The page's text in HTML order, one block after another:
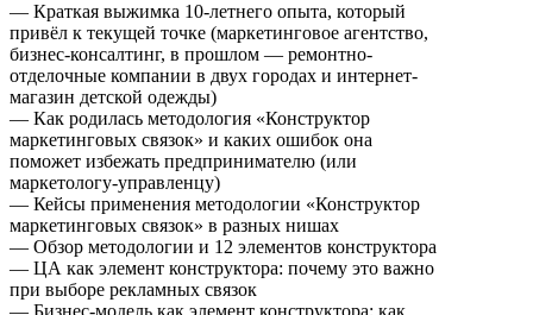
— Краткая выжимка 10-летнего опыта, который
привёл к текущей точке (маркетинговое агентство,
бизнес-консалтинг, в прошлом — ремонтно-
отделочные компании в двух городах и интернет-
магазин детской одежды)
— Как родилась методология «Конструктор
маркетинговых связок» и каких ошибок она
поможет избежать предпринимателю (или
маркетологу-управленцу)
— Кейсы применения методологии «Конструктор
маркетинговых связок» в разных нишах
— Обзор методологии и 12 элементов конструктора
— ЦА как элемент конструктора: почему это важно
при выборе рекламных связок
— Бизнес-модель как элемент конструктора: как